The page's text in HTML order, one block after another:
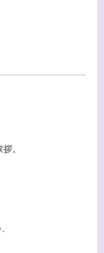
。